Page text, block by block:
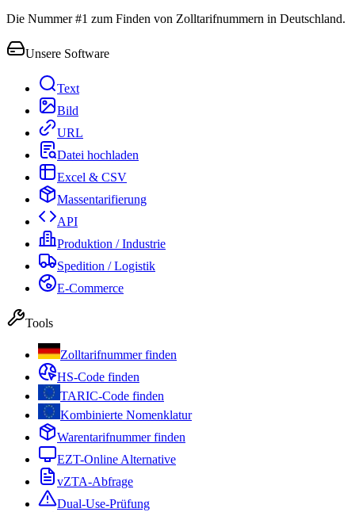
Die Nummer #1 zum Finden von Zolltarifnummern in Deutschland.
Unsere Software
Text
Bild
URL
Datei hochladen
Excel & CSV
Massentarifierung
API
Produktion / Industrie
Spedition / Logistik
E-Commerce
Tools
Zolltarifnummer finden
HS-Code finden
TARIC-Code finden
Kombinierte Nomenklatur
Warentarifnummer finden
EZT-Online Alternative
vZTA-Abfrage
Dual-Use-Prüfung